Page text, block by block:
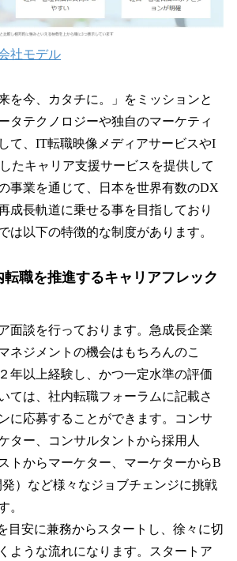
社モデル
を今、カタチに。」をミッションと
タテクノロジーや独自のマーケティ
て、IT転職映像メディアサービスやI
たキャリア支援サービスを提供して
事業を通じて、日本を世界有数のDX
成長軌道に乗せる事を目指しており
は以下の特徴的な制度があります。
職を推進するキャリアフレック
面談を行っております。急成長企業
ネジメントの機会はもちろんのこ
年以上経験し、かつ一定水準の評価
ては、社内転職フォーラムに記載さ
に応募することができます。コンサ
ター、コンサルタントから採用人
トからマーケター、マーケターからB
）など様々なジョブチェンジに挑戦
。
目安に兼務からスタートし、徐々に切
ような流れになります。スタートア